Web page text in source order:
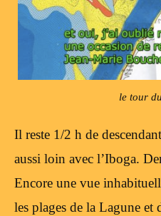
le tour
Il reste 1/2 h de
aussi loin avec l’Iboga.
Encore une vue
les plages de la Lagune et